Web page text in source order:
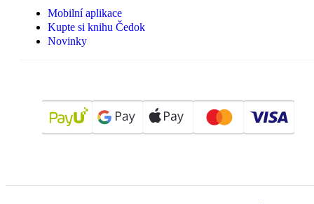
Mobilní aplikace
Kupte si knihu Čedok
Novinky